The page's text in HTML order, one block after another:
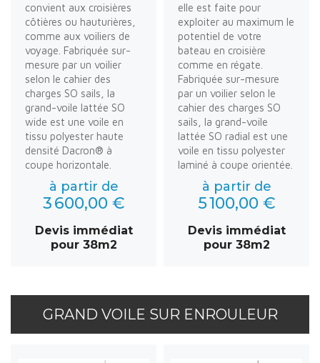
convient aux croisières
côtières ou hauturières,
comme aux voiliers de
voyage. Fabriquée sur-
mesure par un voilier
selon le cahier des
charges SO sails, la
grand-voile lattée SO
wide est une voile en
tissu polyester haute
densité Dacron® à
coupe horizontale.
à partir de
3 600,00 €
Devis immédiat
pour 38m2
elle est faite pour
exploiter au maximum le
potentiel de votre
bateau en croisière
comme en régate.
Fabriquée sur-mesure
par un voilier selon le
cahier des charges SO
sails, la grand-voile
lattée SO radial est une
voile en tissu polyester
laminé à coupe orientée.
à partir de
5 100,00 €
Devis immédiat
pour 38m2
GRAND VOILE SUR ENROULEUR